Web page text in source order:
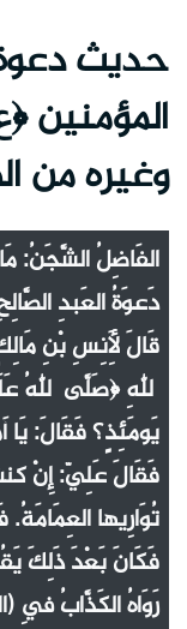
حديث دعوة
المؤمنين
وغيره من
الفَاضِلُ الشَّجَنُ:
دَعوَةُ العَبدِ
قَالَ لِأَنِسِ بْنِ
ٱللهِ ﴿صَلَّى
يَومَئِذٍ؟ فَقَالَ:
فَقَالَ عَلِيّ: إِنْ
تُوَارِيها
فَكَانَ بَعْدَ ذَلِكَ